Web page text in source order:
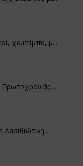
χαμπίμπα, μ...
Πρωτοχρονιάς...